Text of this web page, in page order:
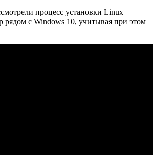
процесс установки Linux
рядом с Windows 10, учитывая при этом